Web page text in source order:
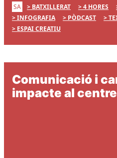
SA BATXILLERAT 4 HORES
INFOGRAFIA
PÒDCAST
ESPAI CREATIU
Comunicació i
impacte al centre